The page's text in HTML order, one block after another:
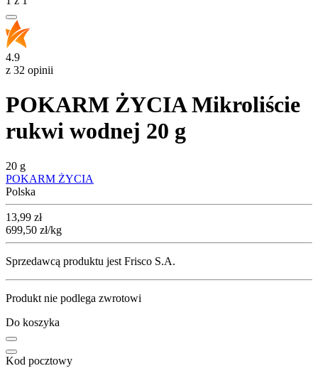
4.9
z 32 opinii
POKARM ŻYCIA Mikroliście
rukwi wodnej 20 g
20 g
POKARM ŻYCIA
Polska
Cena
13,99 zł
699,50 zł/kg
Sprzedawcą produktu jest Frisco S.A.
Produkt nie podlega zwrotowi
Do koszyka
Kod pocztowy